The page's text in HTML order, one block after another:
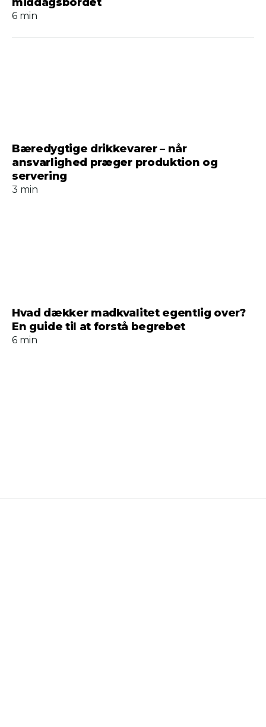
6 min
Bæredygtige drikkevarer – når
ansvarlighed præger produktion og
servering
3 min
Hvad dækker madkvalitet egentlig over?
En guide til at forstå begrebet
6 min